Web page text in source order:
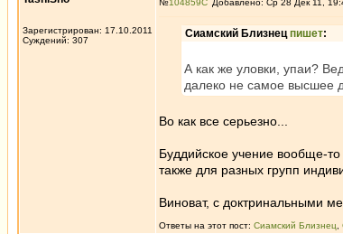
Зарегистрирован: 17.10.2011
Суждений: 307
№104859 Добавлено: Ср 28 Дек 11,
Сиамский Близнецпишет:
А как же уловки, упаи?
далеко не самое высшее
Во как все серьезно...
Буддийское учение вообще-
также для разных групп
Виноват, с доктринальными
Ответы на этот пост: Сиамский Близнец